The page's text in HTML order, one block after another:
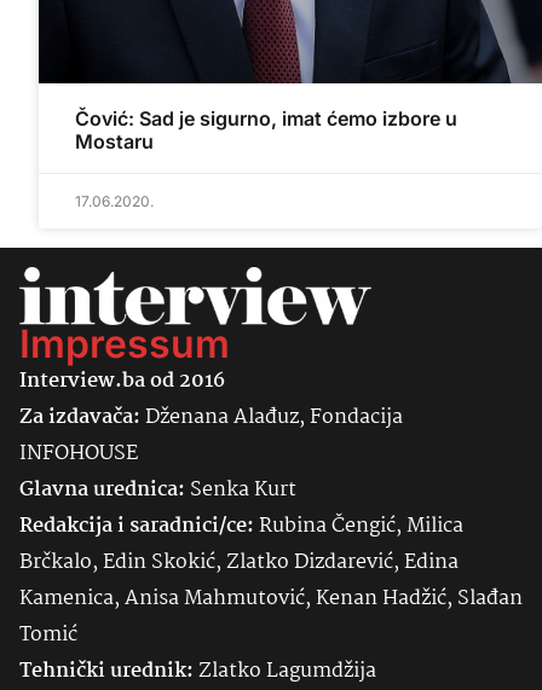
Čović: Sad je sigurno, imat ćemo izbore u
Mostaru
17.06.2020.
Impressum
Interview.ba od 2016
Za izdavača:Dženana Alađuz, Fondacija
INFOHOUSE
Glavna urednica: SenkaKurt
Redakcija i saradnici/ce:Rubina Čengić, Milica
Brčkalo, Edin Skokić, Zlatko Dizdarević, Edina
Kamenica, Anisa Mahmutović, Kenan Hadžić, Slađan
Tomić
Tehnički urednik:Zlatko Lagumdžija